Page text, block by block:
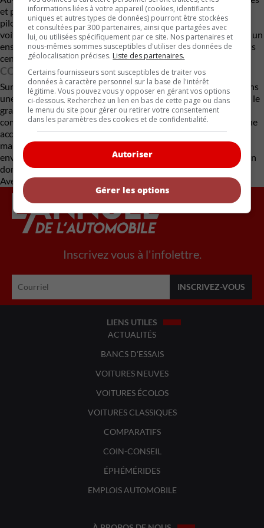
et plus compactes. Une évolution qui fait écho aux critiques de
pilotes comme Max Verstappen ou Lance Stroll, qui jugent les
voitures actuelles trop lourdes et peu engageantes. Le retour à un
ensemble plus simple pourrait redonner aux pilotes un rôle plus
central.
CONCLUSION
Sur le fond, la décision est cohérente. La F1 s’était enfermée dans
une impasse technologique coûteuse et difficile à justifier pour le
grand public. Le V8 hybride simplifié coche plusieurs cases
comme la réduction des coûts, l’amélioration du spectacle et une
accessibilité accrue pour les constructeurs. Mais le défi sera de
maintenir un équilibre crédible avec les objectifs
environnementaux, surtout dans un contexte où l’électrification
domine l’industrie automobile.
Avec des renseignements de The Drive
Inscrivez vous à l'infolettre.
LIENS UTILES
ACTUALITÉS
BANCS D'ESSAIS
VOITURES NEUVES
VOITURES ÉCOLOS
VOITURES CLASSIQUES
COMPARATIFS
COIN-CONSEIL
ÉPHÉMÉRIDES
EMPLOIS AUTOMOBILE
informations liées à votre appareil (cookies, identifiants
uniques et autres types de données) pourront être stockées
et consultées par 300 partenaires, ainsi que partagées avec
lui, ou utilisées spécifiquement par ce site. Nos partenaires et
nous-mêmes sommes susceptibles d'utiliser des données de
géolocalisation précises. Liste des partenaires.
Certains fournisseurs sont susceptibles de traiter vos
données à caractère personnel sur la base de l'intérêt
légitime. Vous pouvez vous y opposer en gérant vos options
ci-dessous. Recherchez un lien en bas de cette page ou dans
le menu du site pour gérer ou retirer votre consentement
dans les paramètres des cookies et de confidentialité.
Autoriser
Gérer les options